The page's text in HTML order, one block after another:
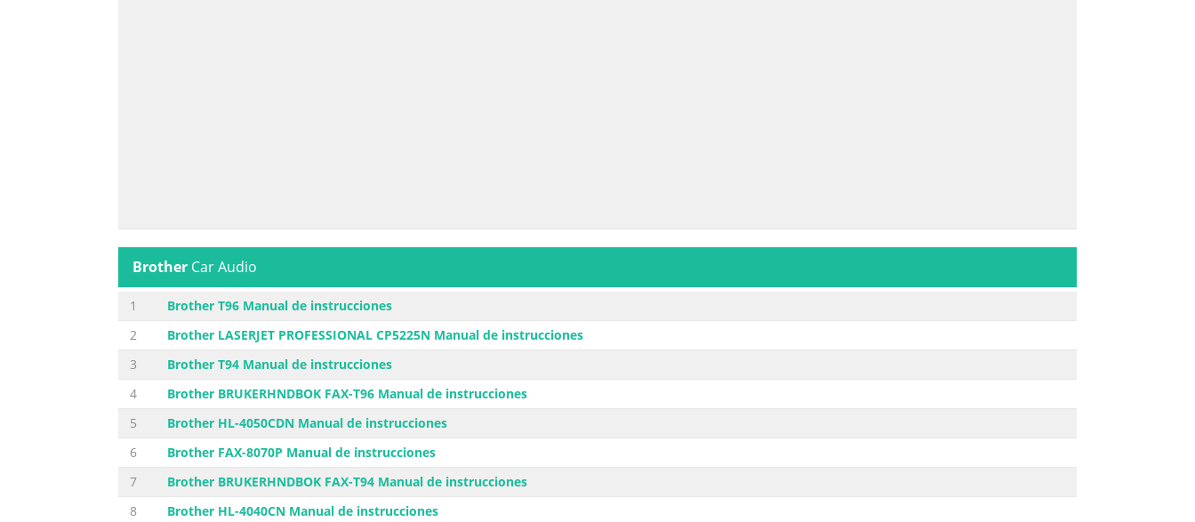
Brother Car Audio
1
Brother T96 Manual de instrucciones
2
Brother LASERJET PROFESSIONAL CP5225N Manual de instrucciones
3
Brother T94 Manual de instrucciones
4
Brother BRUKERHNDBOK FAX-T96 Manual de instrucciones
5
Brother HL-4050CDN Manual de instrucciones
6
Brother FAX-8070P Manual de instrucciones
7
Brother BRUKERHNDBOK FAX-T94 Manual de instrucciones
8
Brother HL-4040CN Manual de instrucciones